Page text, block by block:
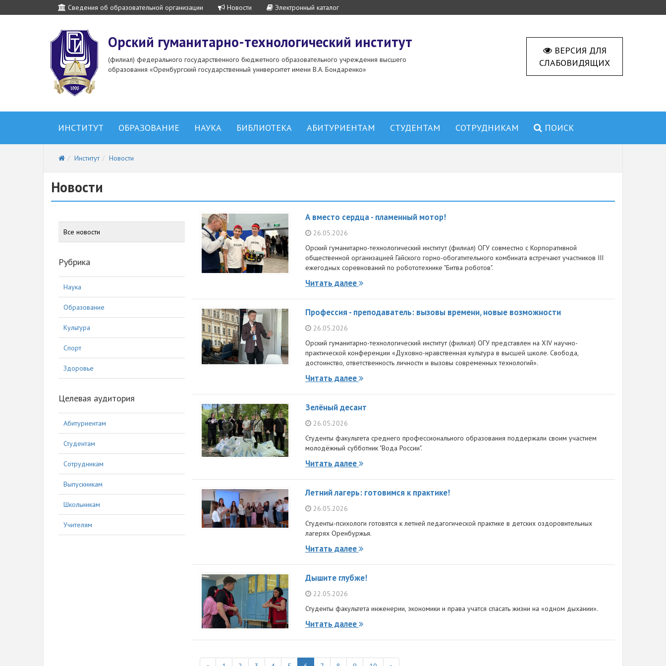
Сведения об образовательной организации Новости Электронный каталог
Орский гуманитарно-технологический институт
(филиал) федерального государственного бюджетного образовательного учреждения высшего
образования «Оренбургский государственный университет имени В.А. Бондаренко»
ВЕРСИЯ ДЛЯ
СЛАБОВИДЯЩИХ
ИНСТИТУТ ОБРАЗОВАНИЕ НАУКА БИБЛИОТЕКА АБИТУРИЕНТАМ СТУДЕНТАМ СОТРУДНИКАМ ПОИСК
Институт Новости
Новости
Все новости
Рубрика
Наука
Образование
Культура
Спорт
Здоровье
Целевая аудитория
Абитуриентам
Студентам
Сотрудникам
Выпускникам
Школьникам
Учителям
А вместо сердца - пламенный мотор!
26.05.2026
Орский гуманитарно-технологический институт (филиал) ОГУ совместно с Корпоративной
общественной организацией Гайского горно-обогатительного комбината встречают участников III
ежегодных соревнований по робототехнике "Битва роботов".
Читать далее
Профессия - преподаватель: вызовы времени, новые возможности
26.05.2026
Орский гуманитарно-технологический институт (филиал) ОГУ представлен на XIV научно-
практической конференции «Духовно-нравственная культура в высшей школе. Свобода,
достоинство, ответственность личности и вызовы современных технологий».
Читать далее
Зелёный десант
26.05.2026
Студенты факультета среднего профессионального образования поддержали своим участием
молодёжный субботник "Вода России".
Читать далее
Летний лагерь: готовимся к практике!
26.05.2026
Студенты-психологи готовятся к летней педагогической практике в детских оздоровительных
лагерях Оренбуржья.
Читать далее
Дышите глубже!
22.05.2026
Студенты факультета инженерии, экономики и права учатся спасать жизни на «одном дыхании».
Читать далее